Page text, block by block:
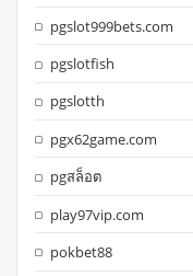
pgslot999bets.com
pgslotfish
pgslotth
pgx62game.com
pgสล็อต
play97vip.com
pokbet88